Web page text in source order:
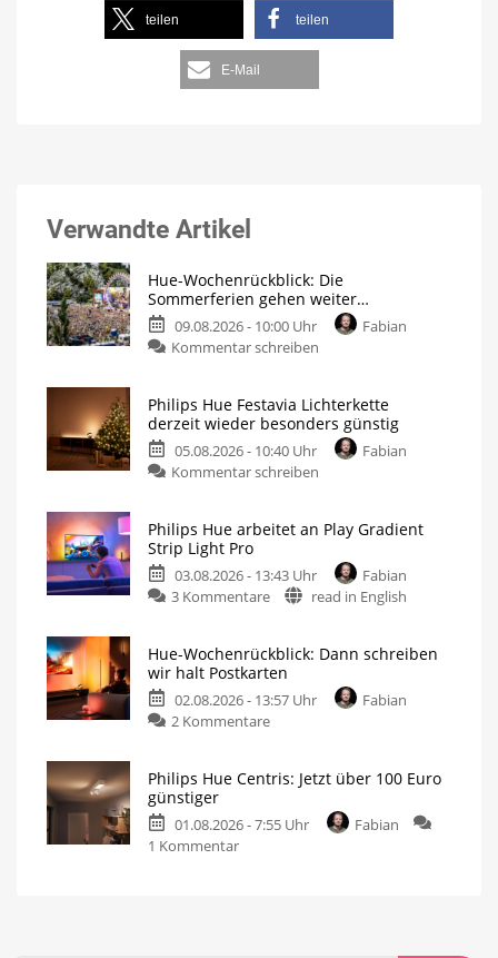
teilen teilen
E-Mail
Verwandte Artikel
Hue-Wochenrückblick: Die
Sommerferien gehen weiter…
09.08.2026 - 10:00 Uhr
Fabian
Kommentar schreiben
Philips Hue Festavia Lichterkette
derzeit wieder besonders günstig
05.08.2026 - 10:40 Uhr
Fabian
Kommentar schreiben
Philips Hue arbeitet an Play Gradient
Strip Light Pro
03.08.2026 - 13:43 Uhr
Fabian
3 Kommentare
read in English
Hue-Wochenrückblick: Dann schreiben
wir halt Postkarten
02.08.2026 - 13:57 Uhr
Fabian
2 Kommentare
Philips Hue Centris: Jetzt über 100 Euro
günstiger
01.08.2026 - 7:55 Uhr
Fabian
1 Kommentar